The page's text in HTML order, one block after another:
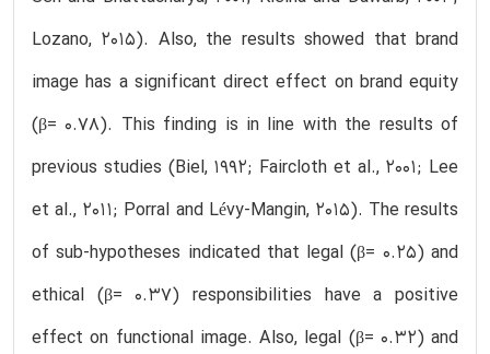
Lozano, 2015). Also, the results showed that brand
image has a significant direct effect on brand equity
(β= 0.78). This finding is in line with the results of
previous studies (Biel, 1992; Faircloth et al., 2001; Lee
et al., 2011; Porral and Lévy-Mangin, 2015). The results
of sub-hypotheses indicated that legal (β= 0.25) and
ethical (β= 0.37) responsibilities have a positive
effect on functional image. Also, legal (β= 0.32) and